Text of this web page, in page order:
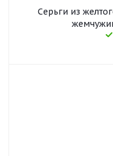
Серьги из